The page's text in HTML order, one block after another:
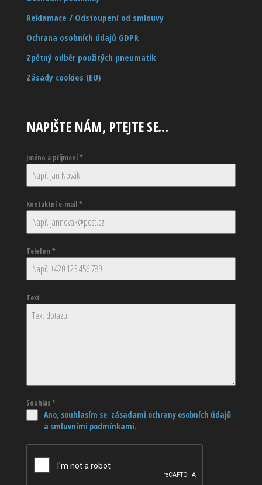
Reklamace / Odstoupení od smlouvy
Ochrana osobních údajů GDPR
Zpětný odběr použitých pneumatik
Zásady cookies (EU)
NAPIŠTE NÁM, PTEJTE SE…
Jméno a příjmení*
Kontaktní e-mail*
Telefon *
Text
Souhlas*
Ano, souhlasím se zásadami ochrany osobních údajů
a smluvními podmínkami.